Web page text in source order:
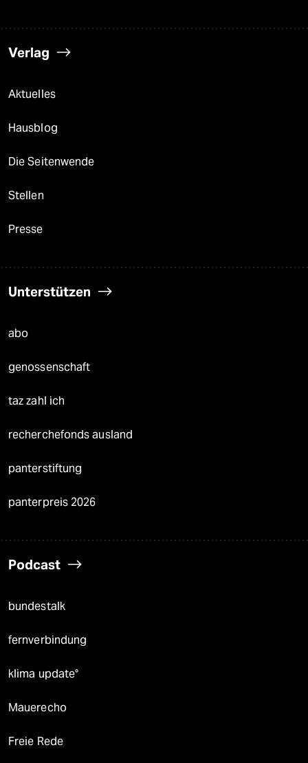
Verlag
Aktuelles
Hausblog
Die Seitenwende
Stellen
Presse
Unterstützen
abo
genossenschaft
taz zahl ich
recherchefonds ausland
panterstiftung
panterpreis 2026
Podcast
bundestalk
fernverbindung
klima update°
Mauerecho
Freie Rede